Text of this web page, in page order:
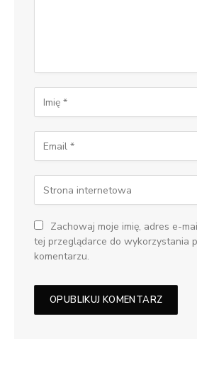
Zachowaj moje imię, adres e-
tej przeglądarce do wykorzystania
komentarzu.